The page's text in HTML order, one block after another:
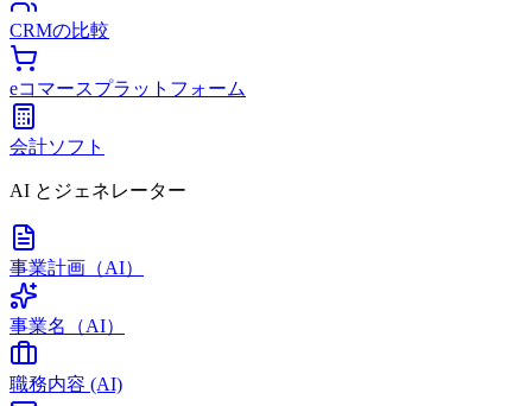
CRMの比較
eコマースプラットフォーム
会計ソフト
AI とジェネレーター
事業計画（AI）
事業名（AI）
職務内容 (AI)